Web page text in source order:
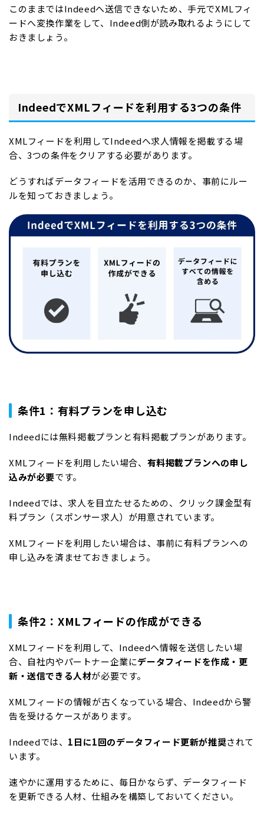
このままではIndeedへ送信できないため、手元でXMLフィ
ードへ変換作業をして、Indeed側が読み取れるようにして
おきましょう。
IndeedでXMLフィードを利用する3つの条件
XMLフィードを利用してIndeedへ求人情報を掲載する場
合、3つの条件をクリアする必要があります。
どうすればデータフィードを活用できるのか、事前にルー
ルを知っておきましょう。
条件1：有料プランを申し込む
Indeedには無料掲載プランと有料掲載プランがあります。
XMLフィードを利用したい場合、 有料掲載プランへの申し
込みが必要です。
Indeedでは、求人を目立たせるための、クリック課金型有
料プラン（スポンサー求人）が用意されています。
XMLフィードを利用したい場合は、事前に有料プランへの
申し込みを済ませておきましょう。
条件2：XMLフィードの作成ができる
XMLフィードを利用して、Indeedへ情報を送信したい場
合、自社内やパートナー企業にデータフィードを作成・更
新・送信できる人材が必要です。
XMLフィードの情報が古くなっている場合、Indeedから警
告を受けるケースがあります。
Indeedでは、 1日に1回のデータフィード更新が推奨されて
います。
速やかに運用するために、毎日かならず、データフィード
を更新できる人材、仕組みを構築しておいてください。